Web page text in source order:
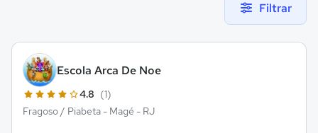
Filtrar
Escola Arca De Noe
4.8 (1)
Fragoso / Piabeta - Magé - RJ